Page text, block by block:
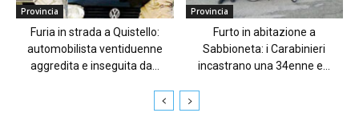
Provincia
Furia in strada a Quistello:
automobilista ventiduenne
aggredita e inseguita da...
Provincia
Furto in abitazione a
Sabbioneta: i Carabinieri
incastrano una 34enne e...